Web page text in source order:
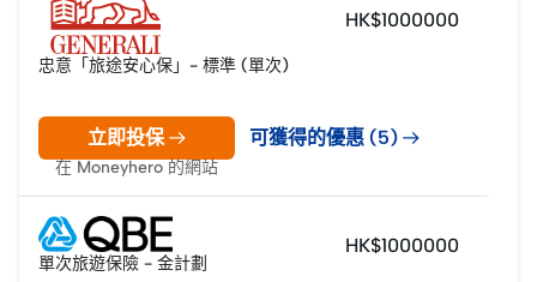
忠意「旅途安心保」- 標準 (單次)
HK$1000000
可獲得的優惠 (5)
立即投保
在 Moneyhero 的網站
單次旅遊保險 - 金計劃
HK$1000000